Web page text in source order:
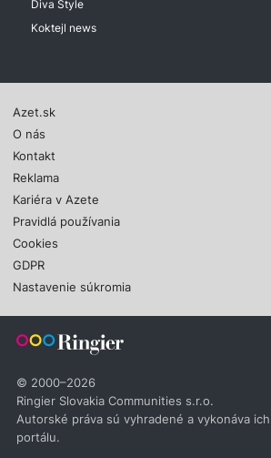
Diva Style
Koktejl news
Azet.sk
O nás
Kontakt
Reklama
Kariéra v Azete
Pravidlá používania
Cookies
GDPR
Nastavenie súkromia
© 2000–2026
Ringier Slovakia Communities s.r.o.
Autorské práva sú vyhradené a vykonáva
portálu.